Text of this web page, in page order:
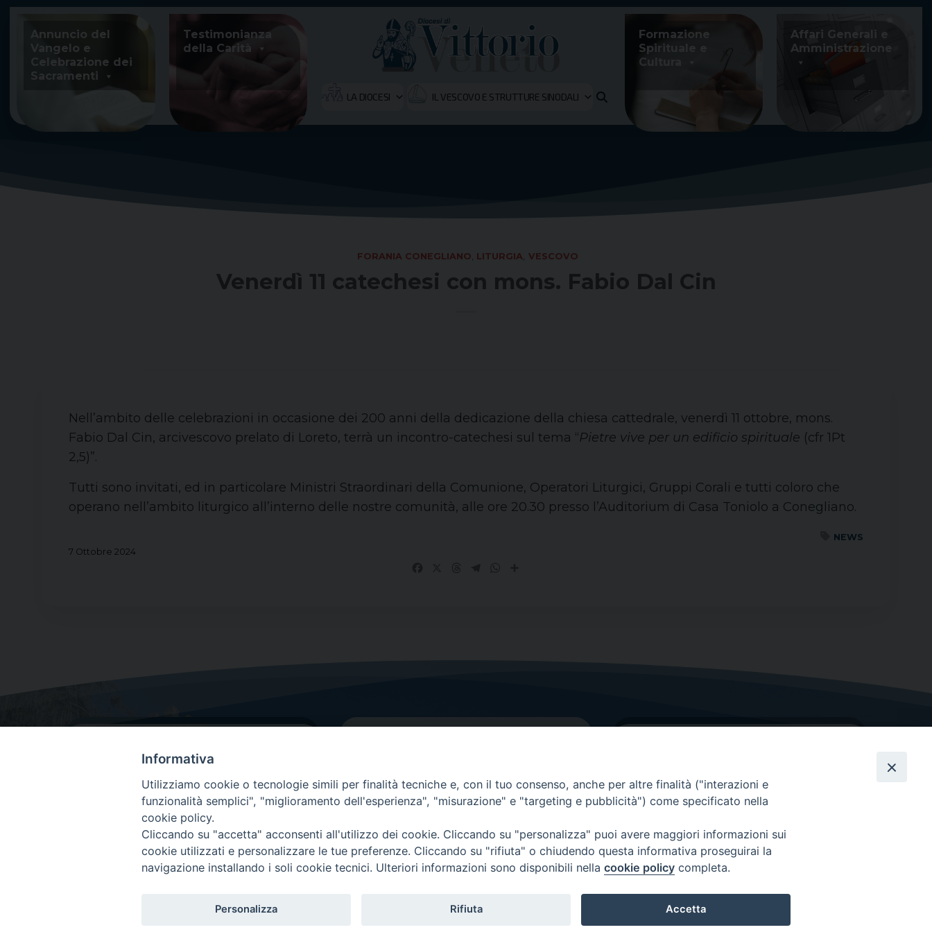
Skip
content
Annuncio del
Vangelo e
Celebrazione dei
Sacramenti
Testimonianza
della Carità
LA DIOCESI IL VESCOVO E STRUTTURE SINODALI
Formazione
Spirituale e
Cultura
Affari Generali e
Amministrazione
FORANIA CONEGLIANO LITURGIA VESCOVO
Venerdì 11 catechesi con mons. Fabio Dal Cin
Nell’ambito delle celebrazioni in occasione dei 200 anni della dedicazione della chiesa cattedrale, venerdì 11 ottobre, mons.
Fabio Dal Cin, arcivescovo prelato di Loreto, terrà un incontro-catechesi sul tema “Pietre vive per un edificio spirituale (cfr 1Pt
2,5)”.
Tutti sono invitati, ed in particolare Ministri Straordinari della Comunione, Operatori Liturgici, Gruppi Corali e tutti coloro che
operano nell’ambito liturgico all’interno delle nostre comunità, alle ore 20.30 presso l’Auditorium di Casa Toniolo a Conegliano.
NEWS
7 Ottobre 2024
Dove siamo
Via Lorenzo Da Ponte, 116
31029 Vittorio Veneto (Treviso)
Contatti principali
Tel.0438 9481| fax0438 948214
EMAIL GENERALE
GRAZIE PER IL TUO AIUTO
Insieme per la Diocesi
Informativa
Utilizziamo cookie o tecnologie simili per finalità tecniche e, con il tuo consenso, anche per altre finalità ("interazioni e
funzionalità semplici", "miglioramento dell'esperienza", "misurazione" e "targeting e pubblicità") come specificato nella
cookie policy.
Cliccando su "accetta" acconsenti all'utilizzo dei cookie. Cliccando su "personalizza" puoi avere maggiori informazioni sui
cookie utilizzati e personalizzare le tue preferenze. Cliccando su "rifiuta" o chiudendo questa informativa proseguirai la
navigazione installando i soli cookie tecnici. Ulteriori informazioni sono disponibili nella cookie policy completa.
Personalizza Rifiuta Accetta